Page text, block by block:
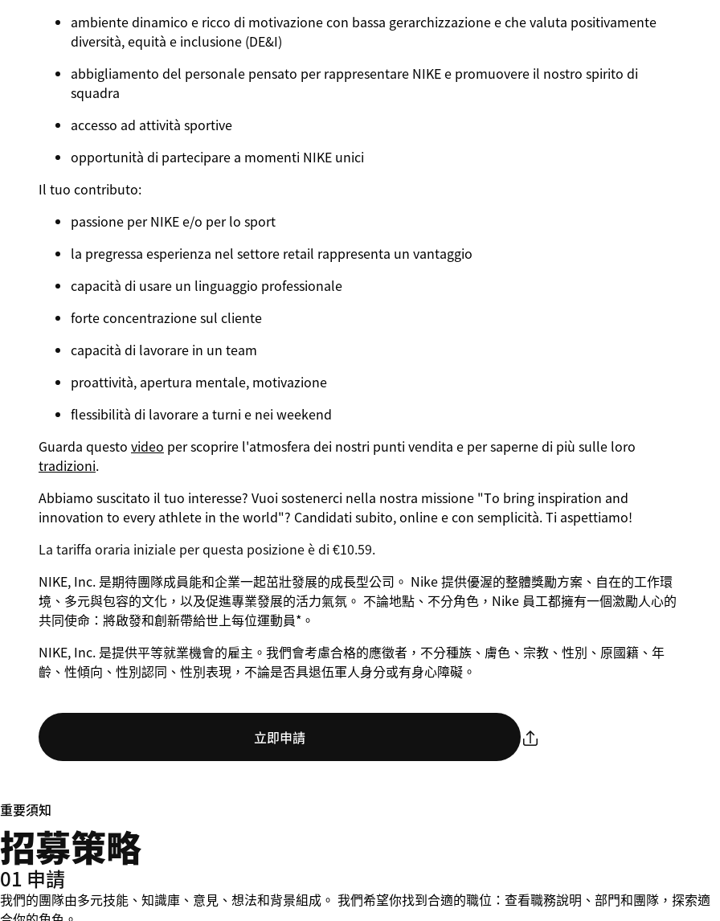
ambiente dinamico e ricco di motivazione con bassa gerarchizzazione e che valuta positivamente
diversità, equità e inclusione (DE&I)
abbigliamento del personale pensato per rappresentare NIKE e promuovere il nostro spirito di
squadra
accesso ad attività sportive
opportunità di partecipare a momenti NIKE unici
Il tuo contributo:
passione per NIKE e/o per lo sport
la pregressa esperienza nel settore retail rappresenta un vantaggio
capacità di usare un linguaggio professionale
forte concentrazione sul cliente
capacità di lavorare in un team
proattività, apertura mentale, motivazione
flessibilità di lavorare a turni e nei weekend
Guarda questo video per scoprire l'atmosfera dei nostri punti vendita e per saperne di più sulle loro
tradizioni.
Abbiamo suscitato il tuo interesse? Vuoi sostenerci nella nostra missione "To bring inspiration and
innovation to every athlete in the world"? Candidati subito, online e con semplicità. Ti aspettiamo!
La tariffa oraria iniziale per questa posizione è di €10.59.
NIKE, Inc. 是期待團隊成員能和企業一起茁壯發展的成長型公司。 Nike 提供優渥的整體獎勵方案、自在的工作環
境、多元與包容的文化，以及促進專業發展的活力氣氛。 不論地點、不分角色，Nike 員工都擁有一個激勵人心的
共同使命：將啟發和創新帶給世上每位運動員*。
NIKE, Inc. 是提供平等就業機會的雇主。我們會考慮合格的應徵者，不分種族、膚色、宗教、性別、原國籍、年
齡、性傾向、性別認同、性別表現，不論是否具退伍軍人身分或有身心障礙。
立即申請
重要須知
招募策略
01 申請
我們的團隊由多元技能、知識庫、意見、想法和背景組成。 我們希望你找到合適的職位：查看職務說明、部門和團隊，探索適